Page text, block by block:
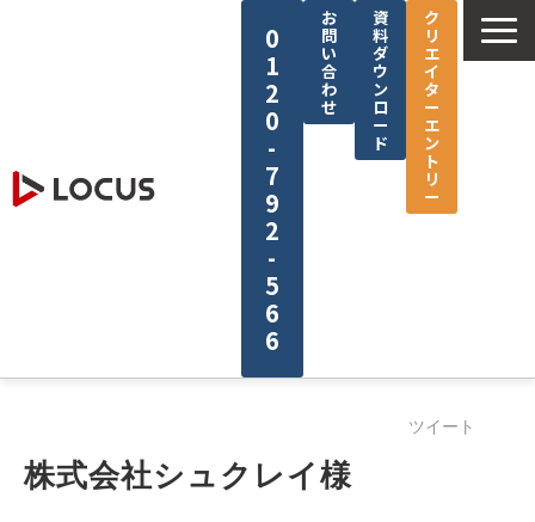
0
1
2
0
-
7
9
2
-
5
6
6
お
問
い
合
わ
せ
資
料
ダ
ウ
ン
ロ
ー
ド
ク
リ
エ
イ
タ
ー
エ
ン
ト
リ
ー
制作実績
ツイート
株式会社シュクレイ様